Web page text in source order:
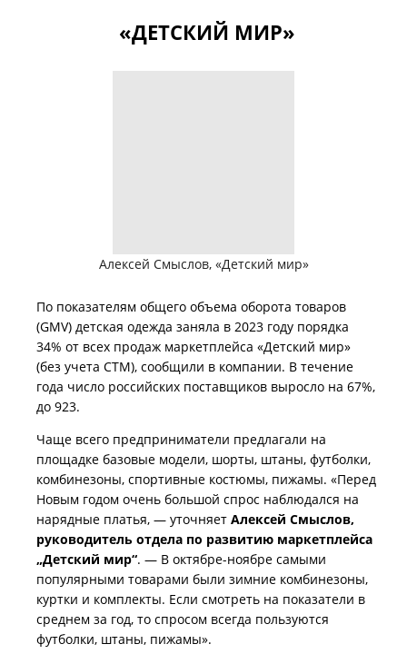
«ДЕТСКИЙ МИР»
Алексей Смыслов, «Детский мир»
По показателям общего объема оборота товаров
(GMV) детская одежда заняла в 2023 году порядка
34% от всех продаж маркетплейса «Детский мир»
(без учета СТМ), сообщили в компании. В течение
года число российских поставщиков выросло на 67%,
до 923.
Чаще всего предприниматели предлагали на
площадке базовые модели, шорты, штаны, футболки,
комбинезоны, спортивные костюмы, пижамы. «Перед
Новым годом очень большой спрос наблюдался на
нарядные платья, — уточняет Алексей Смыслов,
руководитель отдела по развитию маркетплейса
„Детский мир“. — В октябре-ноябре самыми
популярными товарами были зимние комбинезоны,
куртки и комплекты. Если смотреть на показатели в
среднем за год, то спросом всегда пользуются
футболки, штаны, пижамы».